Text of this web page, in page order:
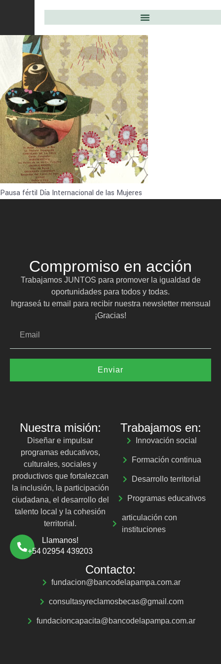
Pausa fértil Día Internacional de las Mujeres
Compromiso en acción
Trabajamos JUNTOS para promover la igualdad de
oportunidades para todos y todas.
Ingraseá tu email para recibir nuestra newsletter mensual
¡Gracias!
Enviar
Nuestra misión:
Diseñar e impulsar
programas educativos,
culturales, sociales y
productivos que fortalezcan
la inclusión, la participación
ciudadana, el desarrollo del
talento local y la cohesión
territorial.
Llamanos!
+54 02954 439203
Trabajamos en:
Innovación social
Formación continua
Desarrollo territorial
Programas educativos
articulación con
instituciones
Contacto:
fundacion@bancodelapampa.com.ar
consultasyreclamosbecas@gmail.com
fundacioncapacita@bancodelapampa.com.ar